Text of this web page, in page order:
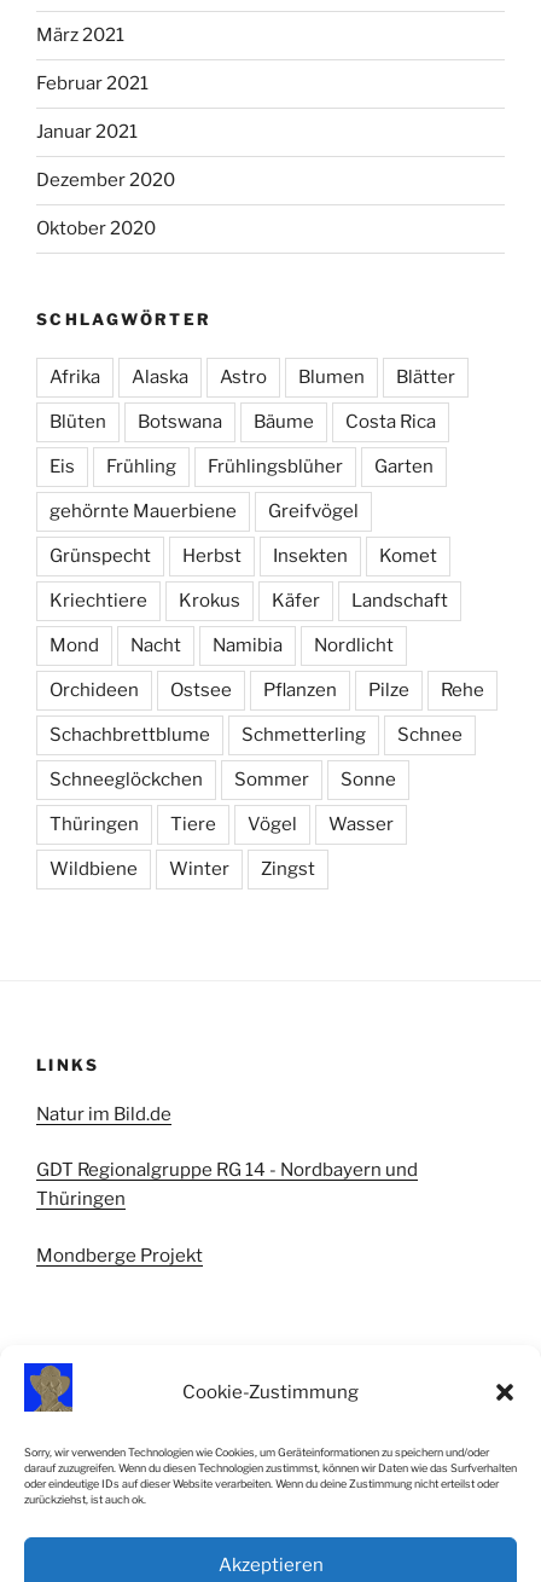
Cookie-Zustimmung
Sorry, wir verwenden Technologien wie Cookies, um Geräteinformationen zu speichern und/oder
darauf zuzugreifen. Wenn du diesen Technologien zustimmst, können wir Daten wie das Surfverhalten
oder eindeutige IDs auf dieser Website verarbeiten. Wenn du deine Zustimmung nicht erteilst oder
zurückziehst, ist auch ok.
Akzeptieren
März 2021
Februar 2021
Januar 2021
Dezember 2020
Oktober 2020
SCHLAGWÖRTER
Afrika Alaska Astro Blumen Blätter
Blüten Botswana Bäume Costa Rica
Eis Frühling Frühlingsblüher Garten
gehörnte Mauerbiene Greifvögel
Grünspecht Herbst Insekten Komet
Kriechtiere Krokus Käfer Landschaft
Mond Nacht Namibia Nordlicht
Orchideen Ostsee Pflanzen Pilze Rehe
Schachbrettblume Schmetterling Schnee
Schneeglöckchen Sommer Sonne
Thüringen Tiere Vögel Wasser
Wildbiene Winter Zingst
LINKS
Natur im Bild.de
GDT Regionalgruppe RG 14 - Nordbayern und
Thüringen
Mondberge Projekt
IMPRESSUM
Impressum